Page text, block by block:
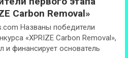
Carbon Removal»
Названы победители
«XPRIZE Carbon Removal»,
и финансирует основатель